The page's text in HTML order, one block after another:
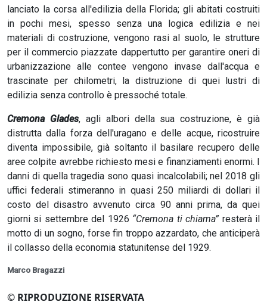
lanciato la corsa all'edilizia della Florida; gli abitati costruiti
in pochi mesi, spesso senza una logica edilizia e nei
materiali di costruzione, vengono rasi al suolo, le strutture
per il commercio piazzate dappertutto per garantire oneri di
urbanizzazione alle contee vengono invase dall'acqua e
trascinate per chilometri, la distruzione di quei lustri di
edilizia senza controllo è pressoché totale.
Cremona Glades, agli albori della sua costruzione, è già
distrutta dalla forza dell'uragano e delle acque, ricostruire
diventa impossibile, già soltanto il basilare recupero delle
aree colpite avrebbe richiesto mesi e finanziamenti enormi. I
danni di quella tragedia sono quasi incalcolabili; nel 2018 gli
uffici federali stimeranno in quasi 250 miliardi di dollari il
costo del disastro avvenuto circa 90 anni prima, da quei
giorni si settembre del 1926 “Cremona ti chiama” resterà il
motto di un sogno, forse fin troppo azzardato, che anticiperà
il collasso della economia statunitense del 1929.
Marco Bragazzi
© RIPRODUZIONE RISERVATA